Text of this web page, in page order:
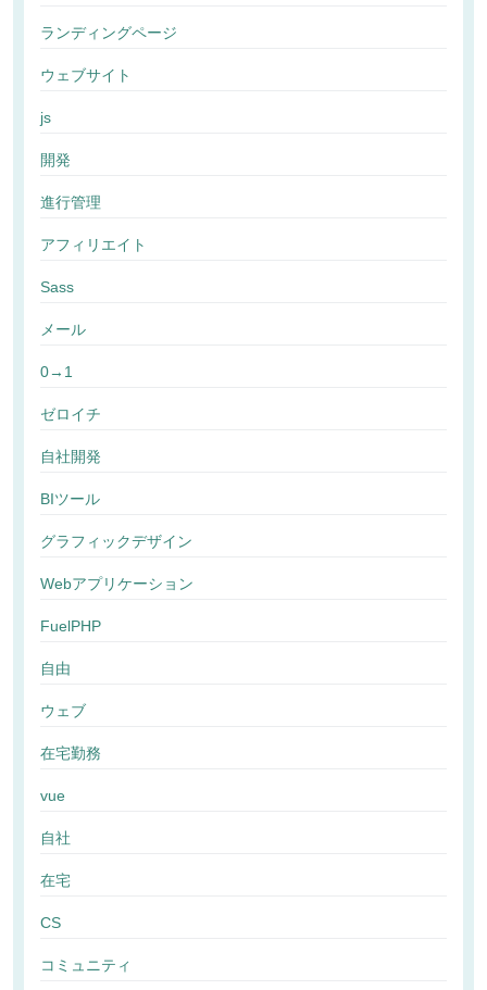
ランディングページ
ウェブサイト
js
開発
進行管理
アフィリエイト
Sass
メール
0→1
ゼロイチ
自社開発
BIツール
グラフィックデザイン
Webアプリケーション
FuelPHP
自由
ウェブ
在宅勤務
vue
自社
在宅
CS
コミュニティ